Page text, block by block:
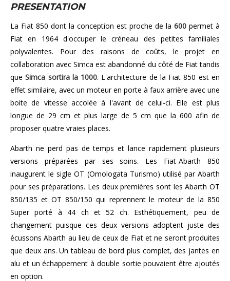
PRESENTATION
La Fiat 850 dont la conception est proche de la 600 permet à
Fiat en 1964 d'occuper le créneau des petites familiales
polyvalentes. Pour des raisons de coûts, le projet en
collaboration avec Simca est abandonné du côté de Fiat tandis
queSimca sortira la 1000. L'architecture de la Fiat 850 est en
effet similaire, avec un moteur en porte à faux arrière avec une
boite de vitesse accolée à l'avant de celui-ci. Elle est plus
longue de 29 cm et plus large de 5 cm que la 600 afin de
proposer quatre vraies places.
Abarth ne perd pas de temps et lance rapidement plusieurs
versions préparées par ses soins. Les Fiat-Abarth 850
inaugurent le sigle OT (Omologata Turismo) utilisé par Abarth
pour ses préparations. Les deux premières sont les Abarth OT
850/135 et OT 850/150 qui reprennent le moteur de la 850
Super porté à 44 ch et 52 ch. Esthétiquement, peu de
changement puisque ces deux versions adoptent juste des
écussons Abarth au lieu de ceux de Fiat et ne seront produites
que deux ans. Un tableau de bord plus complet, des jantes en
alu et un échappement à double sortie pouvaient être ajoutés
en option.